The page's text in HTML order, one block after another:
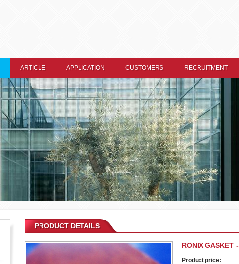
ARTICLE APPLICATION CUSTOMERS RECRUITMENT
PRODUCT DETAILS
RONIX GASKET -
Product price: